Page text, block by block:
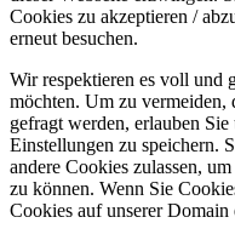
Cookies zu akzeptieren /
erneut besuchen.
Wir respektieren es voll und
möchten. Um zu vermeiden,
gefragt werden, erlauben
Einstellungen zu speichern.
andere Cookies zulassen,
zu können. Wenn Sie
Cookies auf unserer Domain